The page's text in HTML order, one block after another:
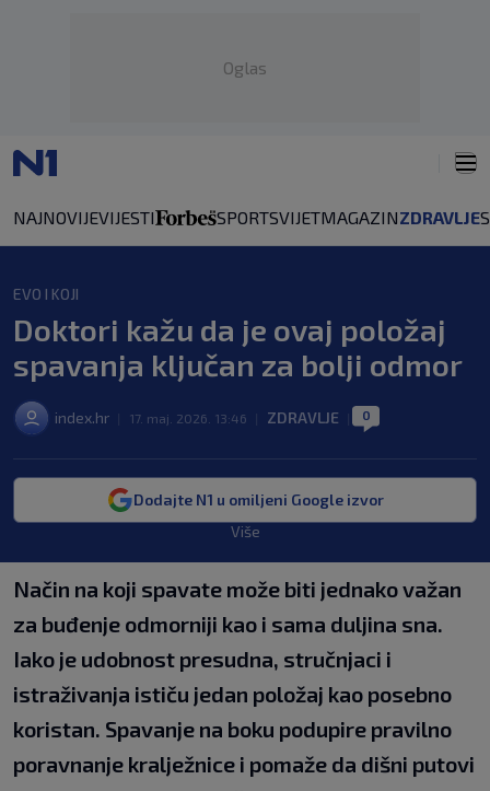
Oglas
NAJNOVIJEVIJESTI SPORTSVIJETMAGAZINZDRAVLJE
EVO I KOJI
Doktori kažu da je ovaj položaj
spavanja ključan za bolji odmor
index.hr 17. maj. 2026. 13:46 ZDRAVLJE 0
Dodajte N1 u omiljeni Google izvor
Više
Način na koji spavate može biti jednako važan
za buđenje odmorniji kao i sama duljina sna.
Iako je udobnost presudna, stručnjaci i
istraživanja ističu jedan položaj kao posebno
koristan. Spavanje na boku podupire pravilno
poravnanje kralježnice i pomaže da dišni putovi